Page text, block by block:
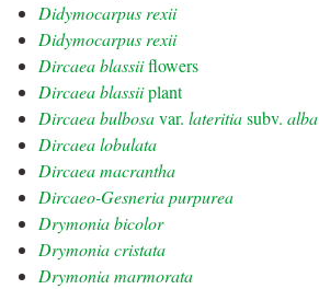
Didymocarpus rexii
Didymocarpus rexii
Dircaea blassiiflowers
Dircaea blassiiplant
Dircaea bulbosavar. lateritiasubv. alba
Dircaea lobulata
Dircaea macrantha
Dircaeo-Gesneria purpurea
Drymonia bicolor
Drymonia cristata
Drymonia marmorata